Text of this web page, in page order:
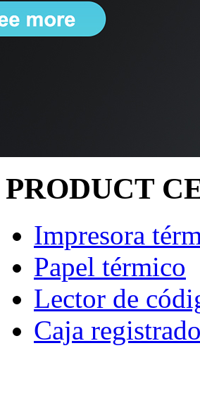
PRODUCT
Impresora
Papel térmico
Lector de
Caja